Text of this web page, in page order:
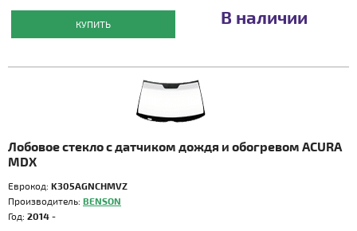
КУПИТЬ В наличии
Лобовое стекло с датчиком дождя и обогревом ACURA
MDX
Еврокод: K305AGNCHMVZ
Производитель: BENSON
Год: 2014 -